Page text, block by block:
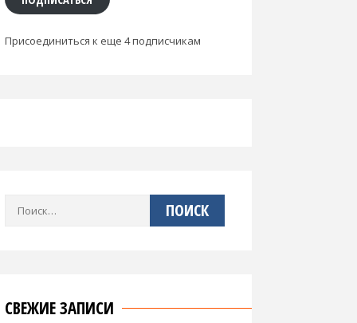
Присоединиться к еще 4 подписчикам
СВЕЖИЕ ЗАПИСИ